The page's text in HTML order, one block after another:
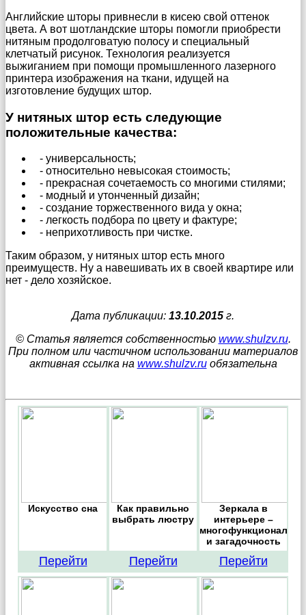
Английские шторы привнесли в кисею свой оттенок
цвета. А вот шотландские шторы помогли приобрести
нитяным продолговатую полосу и специальный
клетчатый рисунок. Технология реализуется
выжиганием при помощи промышленного лазерного
принтера изображения на ткани, идущей на
изготовление будущих штор.
У нитяных штор есть следующие
положительные качества:
- универсальность;
- относительно невысокая стоимость;
- прекрасная сочетаемость со многими стилями;
- модный и утонченный дизайн;
- создание торжественного вида у окна;
- легкость подбора по цвету и фактуре;
- неприхотливость при чистке.
Таким образом, у нитяных штор есть много
преимуществ. Ну а навешивать их в своей квартире или
нет - дело хозяйское.
Дата публикации: 13.10.2015 г.
© Статья является собственностью www.shulzv.ru.
При полном или частичном использовании материалов
активная ссылка на www.shulzv.ruобязательна
Искусство сна
Перейти
Как правильно
выбрать люстру
Перейти
Зеркала в
интерьере –
и загадочность
Перейти